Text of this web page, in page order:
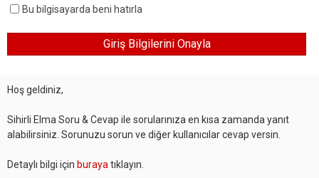
Bu bilgisayarda beni hatırla
Hoş geldiniz,
Sihirli Elma Soru & Cevap ile sorularınıza en kısa zamanda yanıt
alabilirsiniz. Sorunuzu sorun ve diğer kullanıcılar cevap versin.
Detaylı bilgi için buraya tıklayın.